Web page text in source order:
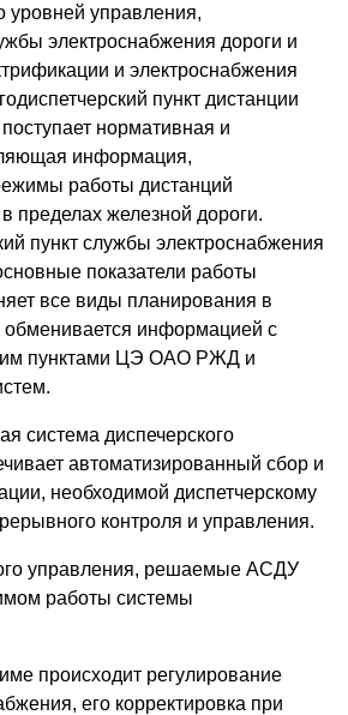
уровней управления,
электроснабжения дороги и
и электроснабжения
пункт дистанции
нормативная и
информация,
работы дистанций
пределах железной дороги.
пункт службы электроснабжения
показатели работы
все виды планирования в
обменивается информацией с
пунктами ЦЭ ОАО РЖД и
система диспечерского
автоматизированный сбор и
необходимой диспетчерскому
контроля и управления.
управления, решаемые АСДУ
работы системы
происходит регулирование
его корректировка при